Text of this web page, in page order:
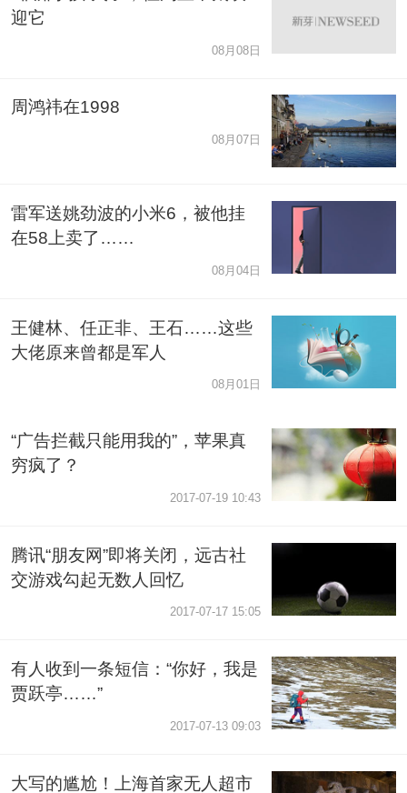
迎它
08月08日
周鸿祎在1998
08月07日
雷军送姚劲波的小米6，被他挂
在58上卖了……
08月04日
王健林、任正非、王石……这些
大佬原来曾都是军人
08月01日
“广告拦截只能用我的”，苹果真
穷疯了？
2017-07-19 10:43
腾讯“朋友网”即将关闭，远古社
交游戏勾起无数人回忆
2017-07-17 15:05
有人收到一条短信：“你好，我是
贾跃亭……”
2017-07-13 09:03
大写的尴尬！上海首家无人超市